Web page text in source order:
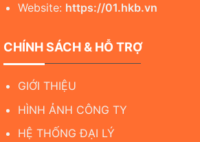
Website: https://01.hkb.vn
CHÍNH SÁCH & HỖ TRỢ
GIỚI THIỆU
HÌNH ẢNH CÔNG TY
HỆ THỐNG ĐẠI LÝ